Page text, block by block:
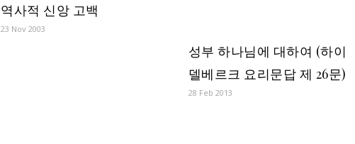
역사적 신앙 고백
23 Nov 2003
성부 하나님에 대하여 (하이
델베르크 요리문답 제 26문)
28 Feb 2013